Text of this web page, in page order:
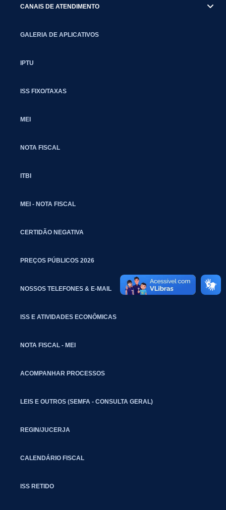
CANAIS DE ATENDIMENTO
GALERIA DE APLICATIVOS
IPTU
ISS FIXO/TAXAS
MEI
NOTA FISCAL
ITBI
MEI - NOTA FISCAL
CERTIDÃO NEGATIVA
PREÇOS PÚBLICOS 2026
NOSSOS TELEFONES & E-MAIL
ISS E ATIVIDADES ECONÔMICAS
NOTA FISCAL - MEI
ACOMPANHAR PROCESSOS
LEIS E OUTROS (SEMFA - CONSULTA GERAL)
REGIN/JUCERJA
CALENDÁRIO FISCAL
ISS RETIDO